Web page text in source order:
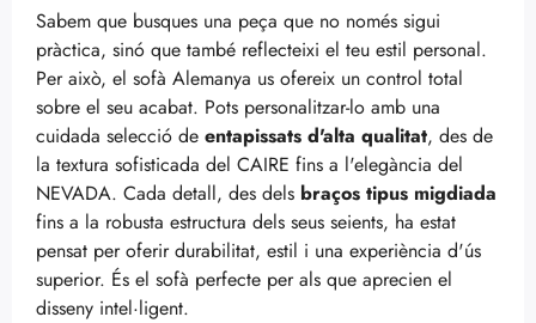
Sabem que busques una peça que no només sigui
pràctica, sinó que també reflecteixi el teu estil personal.
Per això, el sofà Alemanya us ofereix un control total
sobre el seu acabat. Pots personalitzar-lo amb una
cuidada selecció de entapissats d'alta qualitat, des de
la textura sofisticada del CAIRE fins a l'elegància del
NEVADA. Cada detall, des dels braços tipus migdiada
fins a la robusta estructura dels seus seients, ha estat
pensat per oferir durabilitat, estil i una experiència d'ús
superior. És el sofà perfecte per als que aprecien el
disseny intel·ligent.